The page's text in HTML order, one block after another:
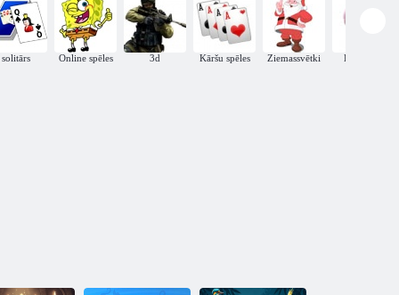
solitārs Online spēles 3d Kāršu spēles Ziemassvētki Dzīvnieki